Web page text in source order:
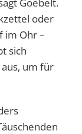
oder
im Ohr –
sich
um für